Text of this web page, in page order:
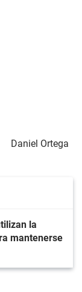
Daniel Ortega
la
mantenerse